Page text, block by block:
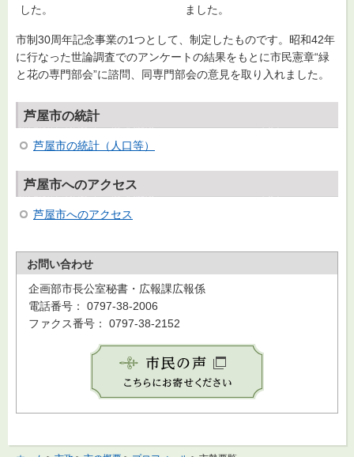
した。
ました。
市制30周年記念事業の1つとして、制定したものです。昭和42年
に行なった世論調査でのアンケートの結果をもとに市民憲章“緑
と花の専門部会”に諮問、同専門部会の意見を取り入れました。
芦屋市の統計
芦屋市の統計（人口等）
芦屋市へのアクセス
芦屋市へのアクセス
お問い合わせ
企画部市長公室秘書・広報課広報係
電話番号： 0797-38-2006
ファクス番号： 0797-38-2152